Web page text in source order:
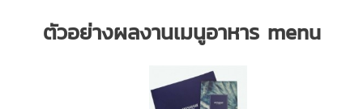
ตัวอย่างผลงานเมนูอาหาร menu